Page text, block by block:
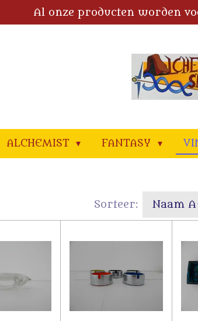
Al onze producten worden
ALCHEMIST FANTASY
Sorteer: